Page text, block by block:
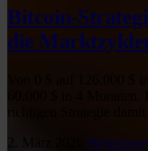
Bitcoin-
die
60.000 $ in 4